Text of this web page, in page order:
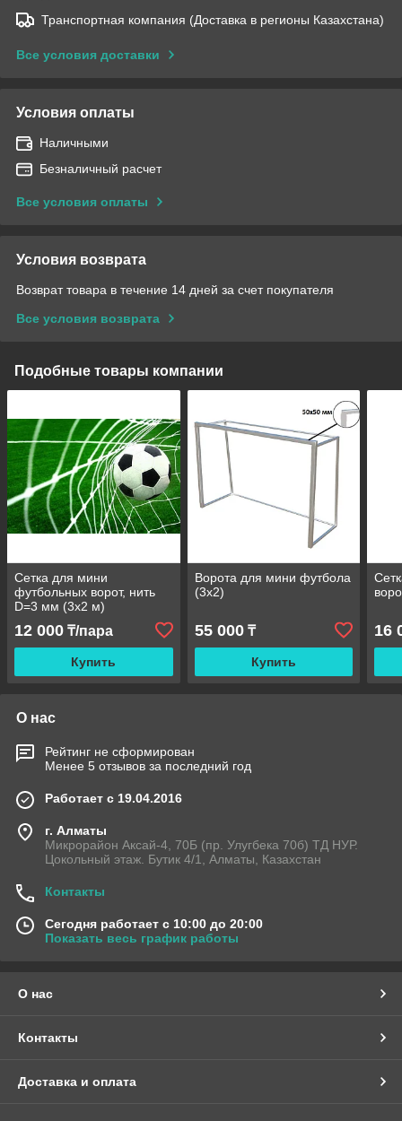
Транспортная компания (Доставка в регионы Казахстана)
Все условия доставки
Условия оплаты
Наличными
Безналичный расчет
Все условия оплаты
Условия возврата
Возврат товара в течение 14 дней за счет покупателя
Все условия возврата
Подобные товары компании
Сетка для мини
футбольных ворот, нить
D=3 мм (3х2 м)
12 000 ₸/пара
Купить
Ворота для мини футбола
(3х2)
55 000₸
Купить
16
О нас
Рейтинг не сформирован
Менее 5 отзывов за последний год
Работает с 19.04.2016
г. Алматы
Микрорайон Аксай-4, 70Б (пр. Улугбека 70б) ТД НУР.
Цокольный этаж. Бутик 4/1, Алматы, Казахстан
Контакты
Сегодня работает с 10:00 до 20:00
Показать весь график работы
О нас
Контакты
Доставка и оплата